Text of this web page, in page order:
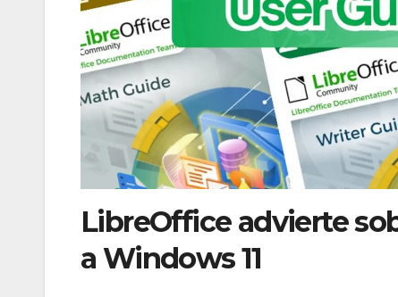
LibreOffice advierte
a Windows 11